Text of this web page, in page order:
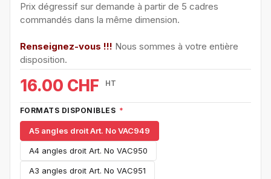
Prix dégressif sur demande à partir de 5 cadres
commandés dans la même dimension.
Renseignez-vous !!! Nous sommes à votre entière
disposition.
16.00 CHF HT
FORMATS DISPONIBLES *
A5 angles droit Art. No VAC949
A4 angles droit Art. No VAC950
A3 angles droit Art. No VAC951